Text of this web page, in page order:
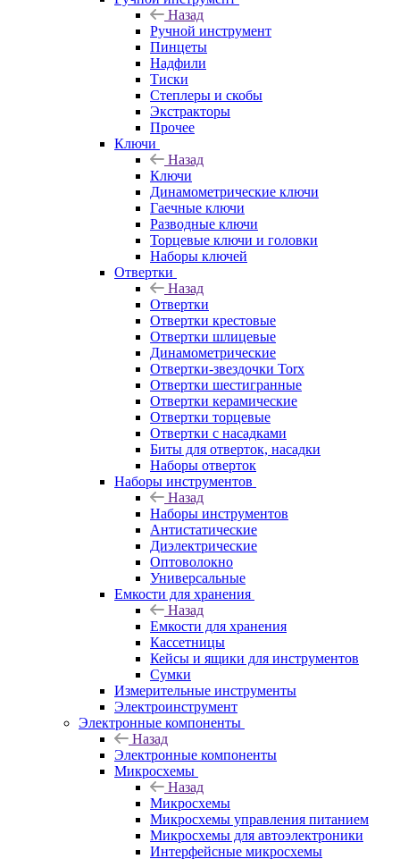
Назад
Ручной инструмент
Пинцеты
Надфили
Тиски
Степлеры и скобы
Экстракторы
Прочее
Ключи
Назад
Ключи
Динамометрические ключи
Гаечные ключи
Разводные ключи
Торцевые ключи и головки
Наборы ключей
Отвертки
Назад
Отвертки
Отвертки крестовые
Отвертки шлицевые
Динамометрические
Отвертки-звездочки Torx
Отвертки шестигранные
Отвертки керамические
Отвертки торцевые
Отвертки с насадками
Биты для отверток, насадки
Наборы отверток
Наборы инструментов
Назад
Наборы инструментов
Антистатические
Диэлектрические
Оптоволокно
Универсальные
Емкости для хранения
Назад
Емкости для хранения
Кассетницы
Кейсы и ящики для инструментов
Сумки
Измерительные инструменты
Электроинструмент
Электронные компоненты
Назад
Электронные компоненты
Микросхемы
Назад
Микросхемы
Микросхемы управления питанием
Микросхемы для автоэлектроники
Интерфейсные микросхемы